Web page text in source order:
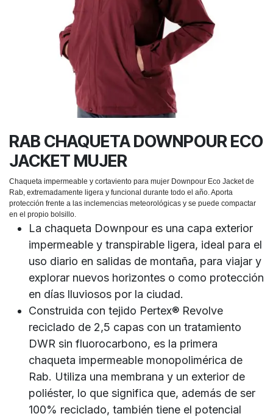
RAB CHAQUETA DOWNPOUR ECO
JACKET MUJER
Chaqueta impermeable y cortaviento para mujer Downpour Eco Jacket de
Rab, extremadamente ligera y funcional durante todo el año. Aporta
protección frente a las inclemencias meteorológicas y se puede compactar
en el propio bolsillo.
La chaqueta Downpour es una capa exterior
impermeable y transpirable ligera, ideal para el
uso diario en salidas de montaña, para viajar y
explorar nuevos horizontes o como protección
en días lluviosos por la ciudad.
Construida con tejido Pertex® Revolve
reciclado de 2,5 capas con un tratamiento
DWR sin fluorocarbono, es la primera
chaqueta impermeable monopolimérica de
Rab. Utiliza una membrana y un exterior de
poliéster, lo que significa que, además de ser
100% reciclado, también tiene el potencial